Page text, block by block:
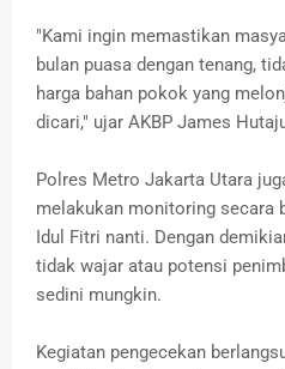
"Kami ingin memastikan
bulan puasa dengan tenang,
harga bahan pokok yang
dicari," ujar AKBP James
Polres Metro Jakarta Utara
melakukan monitoring secara
Idul Fitri nanti. Dengan
tidak wajar atau potensi
sedini mungkin.
Kegiatan pengecekan